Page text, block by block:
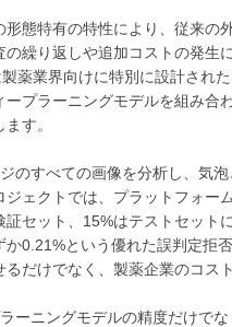
態特有の特性により、従来
繰り返しや追加コストの発
薬業界向けに特別に設計され
プラーニングモデルを組み
す。
のすべての画像を分析し、気
ェクトでは、プラットフォ
セット、15%はテストセッ
0.21%という優れた誤判定拒
だけでなく、製薬企業のコス
ーニングモデルの精度だけで